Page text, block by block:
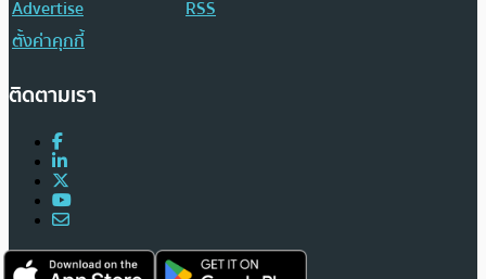
Advertise
RSS
ตั้งค่าคุกกี้
ติดตามเรา